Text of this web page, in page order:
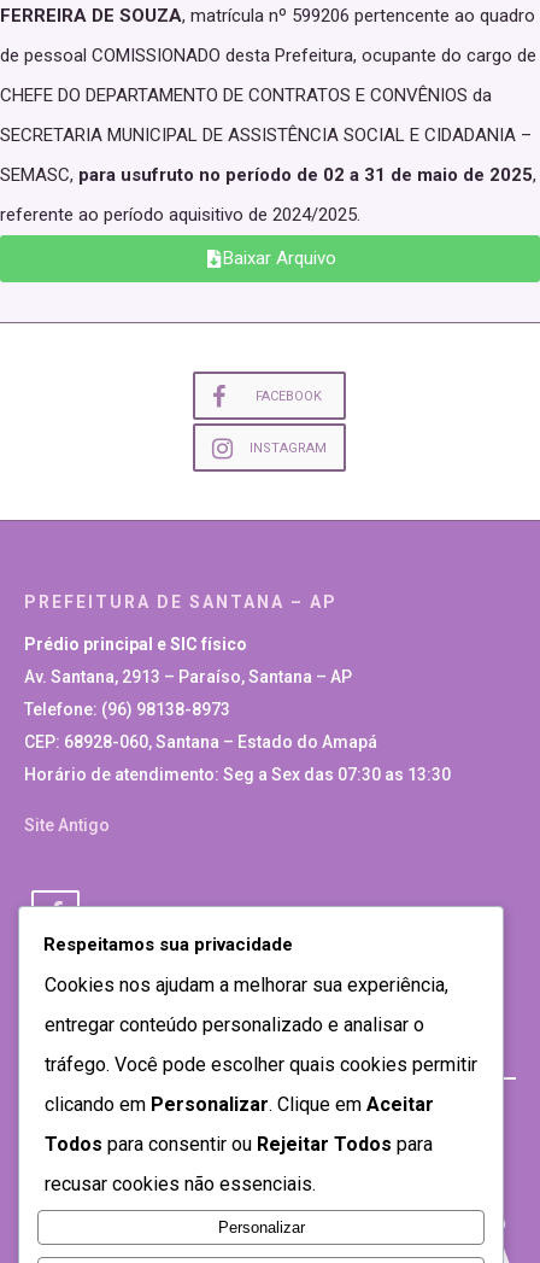
FERREIRA DE SOUZA, matrícula nº 599206 pertencente ao quadro
de pessoal COMISSIONADO desta Prefeitura, ocupante do cargo de
CHEFE DO DEPARTAMENTO DE CONTRATOS E CONVÊNIOS da
SECRETARIA MUNICIPAL DE ASSISTÊNCIA SOCIAL E CIDADANIA –
SEMASC, para usufruto no período de 02 a 31 de maio de 2025,
referente ao período aquisitivo de 2024/2025.
Baixar Arquivo
FACEBOOK
INSTAGRAM
PREFEITURA DE SANTANA – AP
Prédio principal e SIC físico
Av. Santana, 2913 – Paraíso, Santana – AP
Telefone: (96) 98138-8973
CEP: 68928-060, Santana – Estado do Amapá
Horário de atendimento: Seg a Sex das 07:30 as 13:30
Site Antigo
Respeitamos sua privacidade
Cookies nos ajudam a melhorar sua experiência,
entregar conteúdo personalizado e analisar o
tráfego. Você pode escolher quais cookies permitir
clicando em Personalizar. Clique em Aceitar
Todos para consentir ou Rejeitar Todos para
recusar cookies não essenciais.
Personalizar